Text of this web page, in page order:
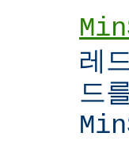
레
드